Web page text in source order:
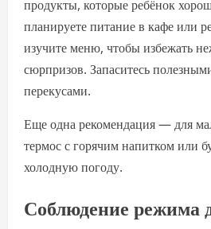
продукты, которые ребёнок
планируете питание в кафе или
изучите меню, чтобы избежать
сюрпризов. Запаситесь
перекусами.
Еще одна рекомендация — для
термос с горячим напитком или
холодную погоду.
Соблюдение режима